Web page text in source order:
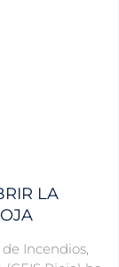
LA
Incendios,